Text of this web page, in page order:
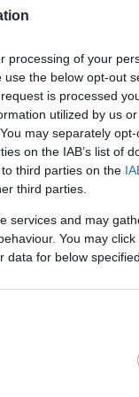
processing of your
the below opt-out
is processed
utilized by us
may separately
on the IAB’s list of
third parties on the
third parties.
services and may
You may
data for below
λίγο πιο
μαστών